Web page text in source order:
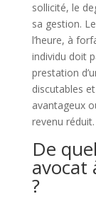
sollicité, le
sa gestion.
l’heure, à
individu doit
prestation
discutables
avantageux
revenu réduit.
De
avocat
?